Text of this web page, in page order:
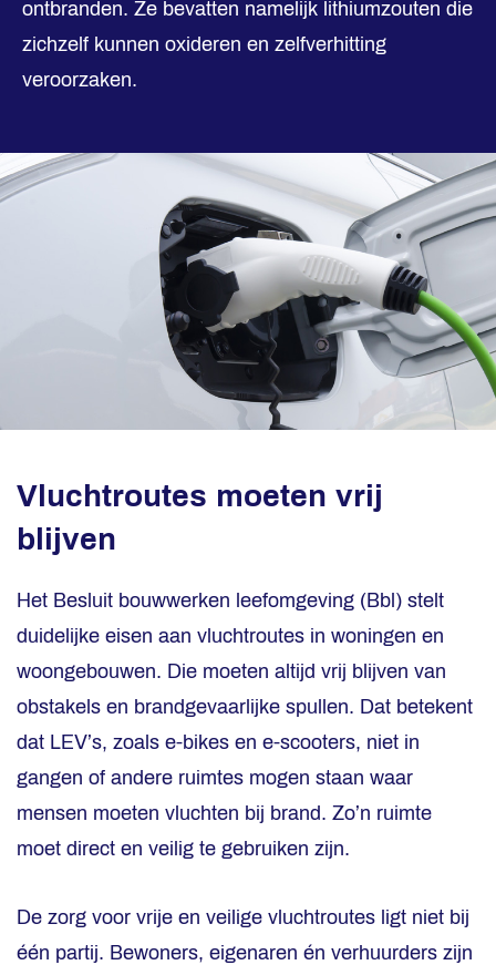
ontbranden. Ze bevatten namelijk lithiumzouten die
zichzelf kunnen oxideren en zelfverhitting
veroorzaken.
Vluchtroutes moeten vrij
blijven
Het Besluit bouwwerken leefomgeving (Bbl) stelt
duidelijke eisen aan vluchtroutes in woningen en
woongebouwen. Die moeten altijd vrij blijven van
obstakels en brandgevaarlijke spullen. Dat betekent
dat LEV’s, zoals e-bikes en e-scooters, niet in
gangen of andere ruimtes mogen staan waar
mensen moeten vluchten bij brand. Zo’n ruimte
moet direct en veilig te gebruiken zijn.
De zorg voor vrije en veilige vluchtroutes ligt niet bij
één partij. Bewoners, eigenaren én verhuurders zijn